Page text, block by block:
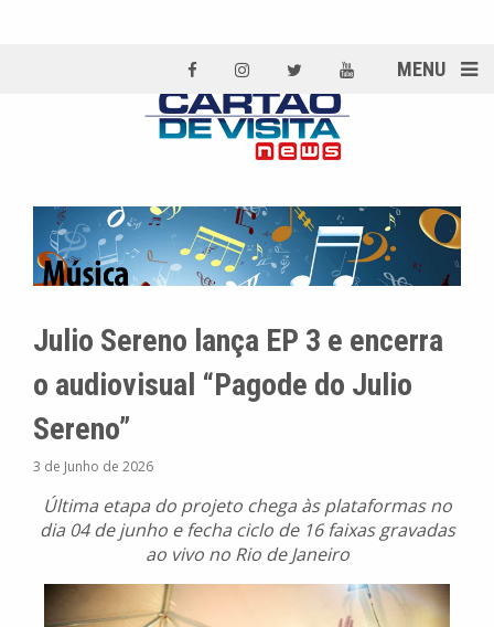
MENU
Julio Sereno lança EP 3 e encerra
o audiovisual “Pagode do Julio
Sereno”
3 de Junho de 2026
Última etapa do projeto chega às plataformas no
dia 04 de junho e fecha ciclo de 16 faixas gravadas
ao vivo no Rio de Janeiro